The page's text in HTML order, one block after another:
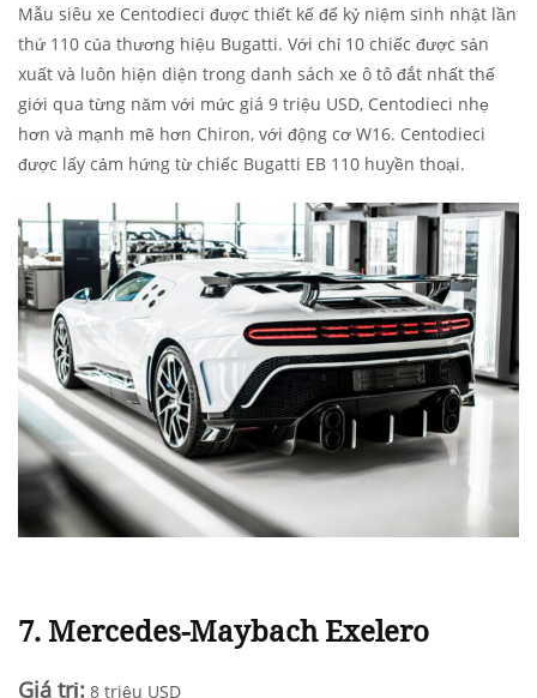
Mẫu siêu xe Centodieci được thiết kế để kỷ niệm sinh nhật lần
thứ 110 của thương hiệu Bugatti. Với chỉ 10 chiếc được sản
xuất và luôn hiện diện trong danh sách xe ô tô đắt nhất thế
giới qua từng năm với mức giá 9 triệu USD, Centodieci nhẹ
hơn và mạnh mẽ hơn Chiron, với động cơ W16. Centodieci
được lấy cảm hứng từ chiếc Bugatti EB 110 huyền thoại.
7. Mercedes-Maybach Exelero
Giá trị: 8 triệu USD